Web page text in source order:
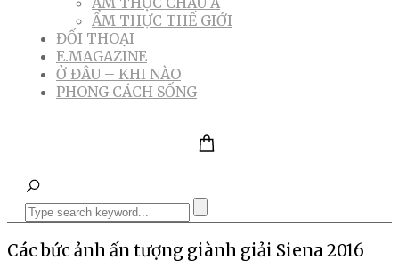
ẨM THỰC THẾ GIỚI
ĐỐI THOẠI
E.MAGAZINE
Ở ĐÂU – KHI NÀO
PHONG CÁCH SỐNG
Các bức ảnh ấn tượng giành giải Siena 2016